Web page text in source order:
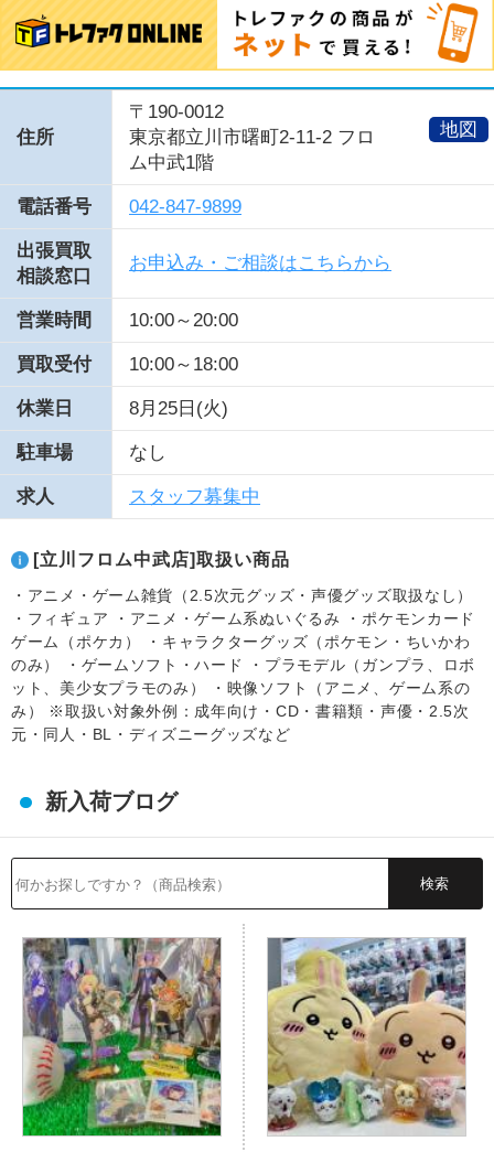
住所
〒190-0012
東京都立川市曙町2-11-2 フロ
ム中武1階
地図
電話番号 042-847-9899
出張買取
相談窓口
お申込み・ご相談はこちらから
営業時間 10:00～20:00
買取受付 10:00～18:00
休業日 8月25日(火)
駐車場 なし
求人 スタッフ募集中
[立川フロム中武店]取扱い商品
・アニメ・ゲーム雑貨（2.5次元グッズ・声優グッズ取扱なし）
・フィギュア ・アニメ・ゲーム系ぬいぐるみ ・ポケモンカード
ゲーム（ポケカ） ・キャラクターグッズ（ポケモン・ちいかわ
のみ） ・ゲームソフト・ハード ・プラモデル（ガンプラ、ロボ
ット、美少女プラモのみ） ・映像ソフト（アニメ、ゲーム系の
み） ※取扱い対象外例：成年向け・CD・書籍類・声優・2.5次
元・同人・BL・ディズニーグッズなど
新入荷ブログ
検索